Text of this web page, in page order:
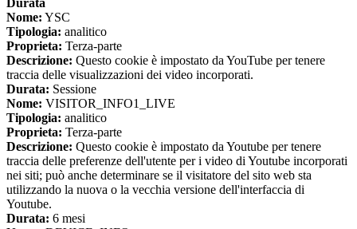
Durata
Nome: YSC
Tipologia: analitico
Proprieta: Terza-parte
Descrizione: Questo cookie è impostato da YouTube per tenere
traccia delle visualizzazioni dei video incorporati.
Durata: Sessione
Nome: VISITOR_INFO1_LIVE
Tipologia: analitico
Proprieta: Terza-parte
Descrizione: Questo cookie è impostato da Youtube per tenere
traccia delle preferenze dell'utente per i video di Youtube incorporati
nei siti; può anche determinare se il visitatore del sito web sta
utilizzando la nuova o la vecchia versione dell'interfaccia di
Youtube.
Durata: 6 mesi